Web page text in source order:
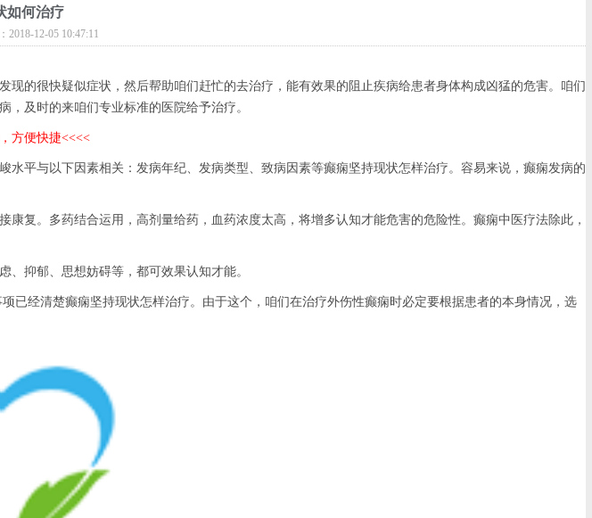
如何治疗
2018-12-05 10:47:11
很快疑似症状，然后帮助咱们赶忙的去治疗，能有效果的阻止疾病给患者身体构成凶猛的危害。咱们
，及时的来咱们专业标准的医院给予治疗。
方便快捷<<<<
与以下因素相关：发病年纪、发病类型、致病因素等癫痫坚持现状怎样治疗。容易来说，癫痫发病的
。多药结合运用，高剂量给药，血药浓度太高，将增多认知才能危害的危险性。癫痫中医疗法除此，
抑郁、思想妨碍等，都可效果认知才能。
已经清楚癫痫坚持现状怎样治疗。由于这个，咱们在治疗外伤性癫痫时必定要根据患者的本身情况，选